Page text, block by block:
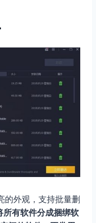
的外观，支持批量删
有软件分成捆绑软